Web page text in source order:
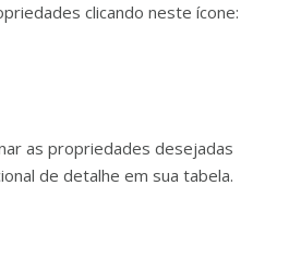
clicando neste ícone:
as propriedades desejadas
de detalhe em sua tabela.